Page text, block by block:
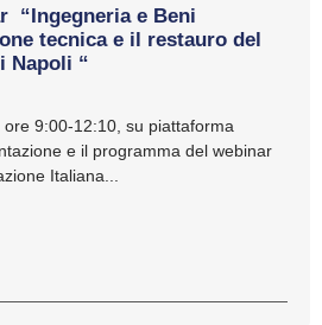
“Ingegneria e Beni
tecnica e il restauro del
Napoli “
9:00-12:10, su piattaforma
e il programma del webinar
Italiana...